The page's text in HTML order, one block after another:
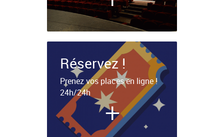
Réservez !
Prenez vos places en ligne !
24h/24h
+